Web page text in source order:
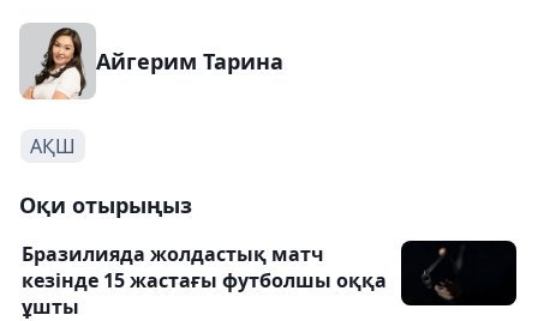
Айгерим Тарина
АҚШ
Оқи отырыңыз
Бразилияда жолдастық матч
кезінде 15 жастағы футболшы оққа
ұшты